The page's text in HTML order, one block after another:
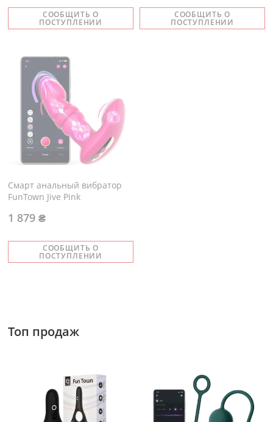
СООБЩИТЬ О
ПОСТУПЛЕНИИ
СООБЩИТЬ О
ПОСТУПЛЕНИИ
Смарт анальный вибратор
FunTown Jive Pink
СООБЩИТЬ О
ПОСТУПЛЕНИИ
1 879 ₴
Топ продаж